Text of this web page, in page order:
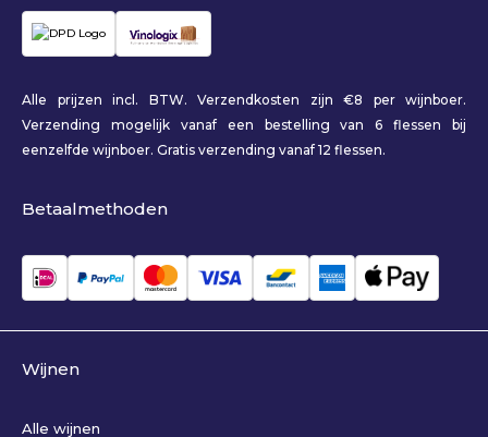
Alle prijzen incl. BTW. Verzendkosten zijn €8 per wijnboer.
Verzending mogelijk vanaf een bestelling van 6 flessen bij
eenzelfde wijnboer. Gratis verzending vanaf 12 flessen.
Betaalmethoden
Wijnen
Alle wijnen